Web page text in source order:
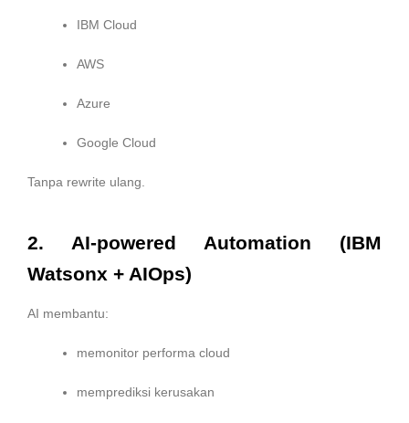
IBM Cloud
AWS
Azure
Google Cloud
Tanpa rewrite ulang.
2. AI-powered Automation (IBM
Watsonx + AIOps)
AI membantu:
memonitor performa cloud
memprediksi kerusakan